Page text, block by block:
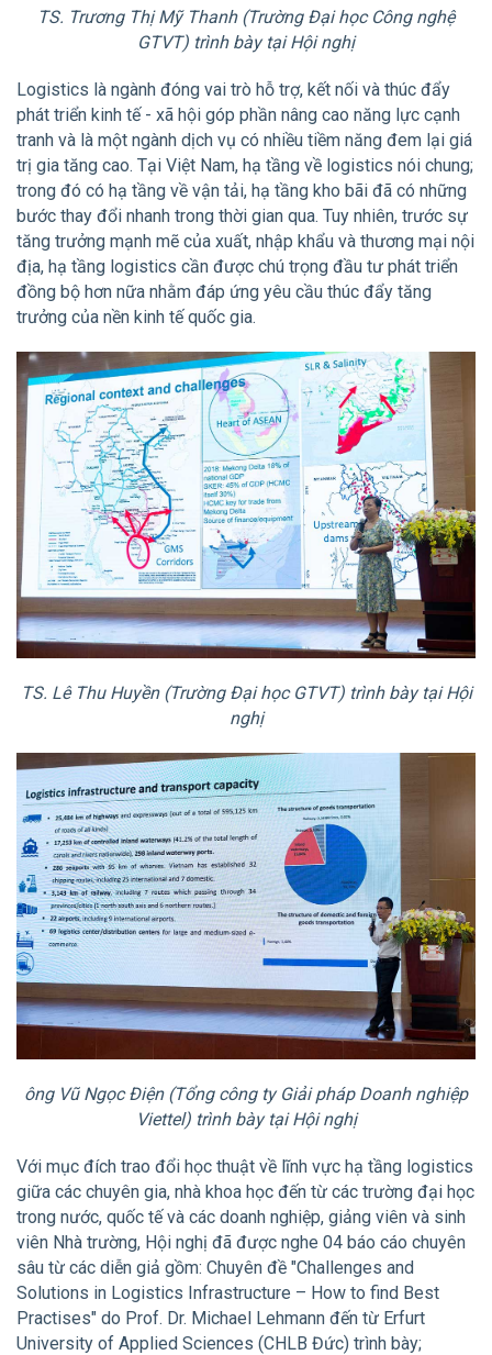
TS. Trương Thị Mỹ Thanh (Trường Đại học Công nghệ
GTVT) trình bày tại Hội nghị
Logistics là ngành đóng vai trò hỗ trợ, kết nối và thúc đẩy
phát triển kinh tế - xã hội góp phần nâng cao năng lực cạnh
tranh và là một ngành dịch vụ có nhiều tiềm năng đem lại giá
trị gia tăng cao. Tại Việt Nam, hạ tầng về logistics nói chung;
trong đó có hạ tầng về vận tải, hạ tầng kho bãi đã có những
bước thay đổi nhanh trong thời gian qua. Tuy nhiên, trước sự
tăng trưởng mạnh mẽ của xuất, nhập khẩu và thương mại nội
địa, hạ tầng logistics cần được chú trọng đầu tư phát triển
đồng bộ hơn nữa nhằm đáp ứng yêu cầu thúc đẩy tăng
trưởng của nền kinh tế quốc gia.
TS. Lê Thu Huyền (Trường Đại học GTVT) trình bày tại Hội
nghị
ông Vũ Ngọc Điện (Tổng công ty Giải pháp Doanh nghiệp
Viettel) trình bày tại Hội nghị
Với mục đích trao đổi học thuật về lĩnh vực hạ tầng logistics
giữa các chuyên gia, nhà khoa học đến từ các trường đại học
trong nước, quốc tế và các doanh nghiệp, giảng viên và sinh
viên Nhà trường, Hội nghị đã được nghe 04 báo cáo chuyên
sâu từ các diễn giả gồm: Chuyên đề "Challenges and
Solutions in Logistics Infrastructure – How to find Best
Practises" do Prof. Dr. Michael Lehmann đến từ Erfurt
University of Applied Sciences (CHLB Đức) trình bày;